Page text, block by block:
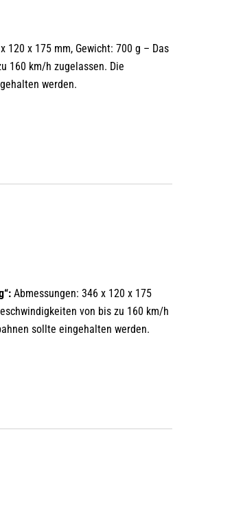
120 x 175 mm, Gewicht: 700 g – Das
160 km/h zugelassen. Die
werden.
Abmessungen: 346 x 120 x 175
von bis zu 160 km/h
sollte eingehalten werden.